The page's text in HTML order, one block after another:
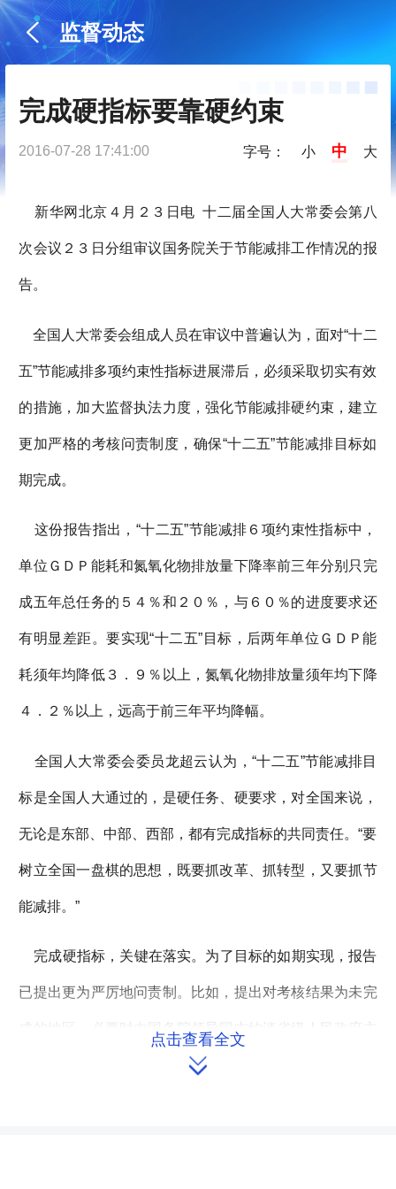
监督动态
完成硬指标要靠硬约束
2016-07-28 17:41:00 字号： 小 中 大
新华网北京４月２３日电 十二届全国人大常委会第八
次会议２３日分组审议国务院关于节能减排工作情况的报
告。
全国人大常委会组成人员在审议中普遍认为，面对“十二
五”节能减排多项约束性指标进展滞后，必须采取切实有效
的措施，加大监督执法力度，强化节能减排硬约束，建立
更加严格的考核问责制度，确保“十二五”节能减排目标如
期完成。
这份报告指出，“十二五”节能减排６项约束性指标中，
单位ＧＤＰ能耗和氮氧化物排放量下降率前三年分别只完
成五年总任务的５４％和２０％，与６０％的进度要求还
有明显差距。要实现“十二五”目标，后两年单位ＧＤＰ能
耗须年均降低３．９％以上，氮氧化物排放量须年均下降
４．２％以上，远高于前三年平均降幅。
全国人大常委会委员龙超云认为，“十二五”节能减排目
标是全国人大通过的，是硬任务、硬要求，对全国来说，
无论是东部、中部、西部，都有完成指标的共同责任。“要
树立全国一盘棋的思想，既要抓改革、抓转型，又要抓节
能减排。”
完成硬指标，关键在落实。为了目标的如期实现，报告
已提出更为严厉地问责制。比如，提出对考核结果为未完
成的地区，必要时由国务院领导同志约谈省级人民政府主
要负责人，有关负责人在考核结果公布后１年内不得评优
点击查看全文
